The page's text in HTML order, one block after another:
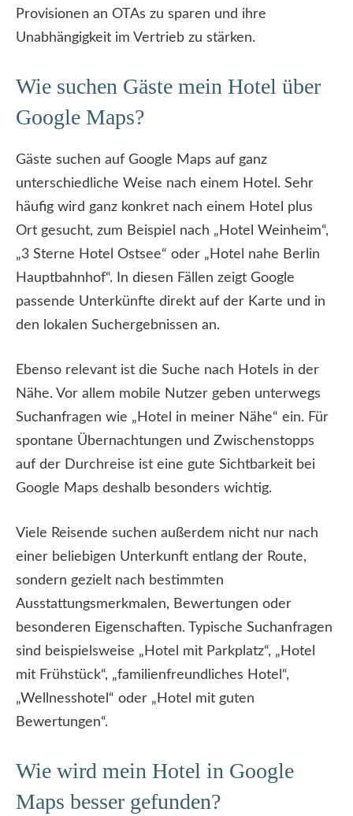
Provisionen an OTAs zu sparen und ihre
Unabhängigkeit im Vertrieb zu stärken.
Wie suchen Gäste mein Hotel über
Google Maps?
Gäste suchen auf Google Maps auf ganz
unterschiedliche Weise nach einem Hotel. Sehr
häufig wird ganz konkret nach einem Hotel plus
Ort gesucht, zum Beispiel nach „Hotel Weinheim“,
„3 Sterne Hotel Ostsee“ oder „Hotel nahe Berlin
Hauptbahnhof“. In diesen Fällen zeigt Google
passende Unterkünfte direkt auf der Karte und in
den lokalen Suchergebnissen an.
Ebenso relevant ist die Suche nach Hotels in der
Nähe. Vor allem mobile Nutzer geben unterwegs
Suchanfragen wie „Hotel in meiner Nähe“ ein. Für
spontane Übernachtungen und Zwischenstopps
auf der Durchreise ist eine gute Sichtbarkeit bei
Google Maps deshalb besonders wichtig.
Viele Reisende suchen außerdem nicht nur nach
einer beliebigen Unterkunft entlang der Route,
sondern gezielt nach bestimmten
Ausstattungsmerkmalen, Bewertungen oder
besonderen Eigenschaften. Typische Suchanfragen
sind beispielsweise „Hotel mit Parkplatz“, „Hotel
mit Frühstück“, „familienfreundliches Hotel“,
„Wellnesshotel“ oder „Hotel mit guten
Bewertungen“.
Wie wird mein Hotel in Google
Maps besser gefunden?